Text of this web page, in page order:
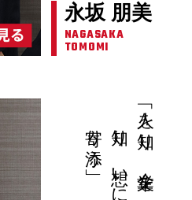
永坂 朋美
NAGASAKA
TOMOMI
「人を知り、企業を
知り、想いに
寄り添う」